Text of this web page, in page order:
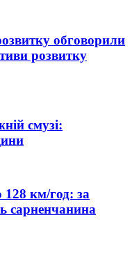
обговорили
розвитку
смузі:
128 км/год: за
сарненчанина